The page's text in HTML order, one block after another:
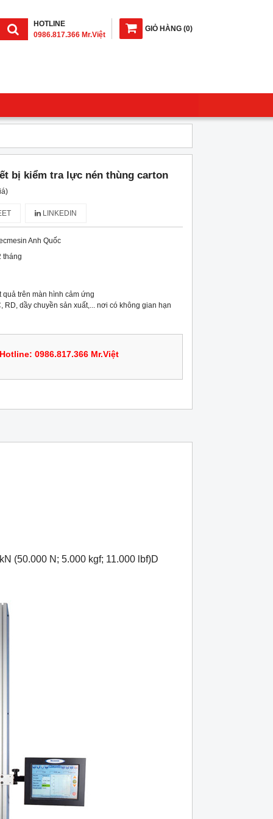
GIỎ HÀNG (0)
HOTLINE
0986.817.366 Mr.Việt
bị kiểm tra lực nén thùng carton
LINKEDIN
Anh Quốc
tháng
trên màn hình cảm ứng
RD, dầy chuyền sản xuất,... nơi có không gian hạn
Hotline: 0986.817.366 Mr.Việt
(50.000 N; 5.000 kgf; 11.000 lbf)D